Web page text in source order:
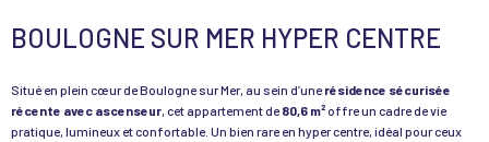
BOULOGNE SUR MER HYPER CENTRE
Situé en plein cœur de Boulogne sur Mer, au sein d’unerésidence sécurisée
récente avec ascenseur, cet appartement de80,6 m² offre un cadre de vie
pratique, lumineux et confortable. Un bien rare en hyper centre, idéal pour ceux